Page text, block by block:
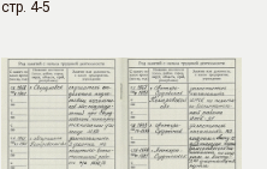
стр. 4-5